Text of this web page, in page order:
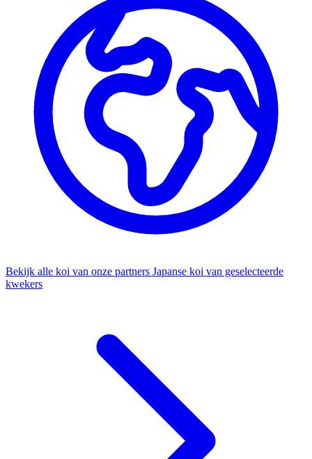
Bekijk alle koi van onze partners Japanse koi van geselecteerde
kwekers